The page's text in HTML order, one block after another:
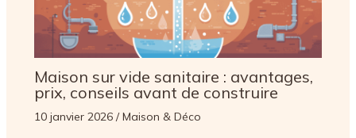
Maison sur vide sanitaire : avantages,
prix, conseils avant de construire
10 janvier 2026 /Maison & Déco